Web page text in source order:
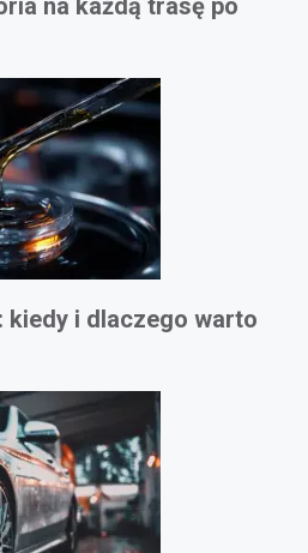
na każdą trasę po
kiedy i dlaczego warto